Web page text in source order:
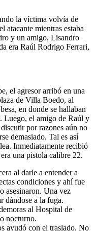
la víctima volvía de
atacante mientras estaba
y un amigo, Lisandro
era Raúl Rodrigo Ferrari,
el agresor arribó en una
de Villa Boedo, al
en donde se hallaban
Luego, el amigo de Raúl y
por razones aún no
demasiado. Tal es así
Inmediatamente recibió
una pistola calibre 22.
al darle a entender a
condiciones y ahí fue
asesinaron. Una vez
dándose a la fuga.
al Hospital de
nocturno.
ayudó con el traslado. No